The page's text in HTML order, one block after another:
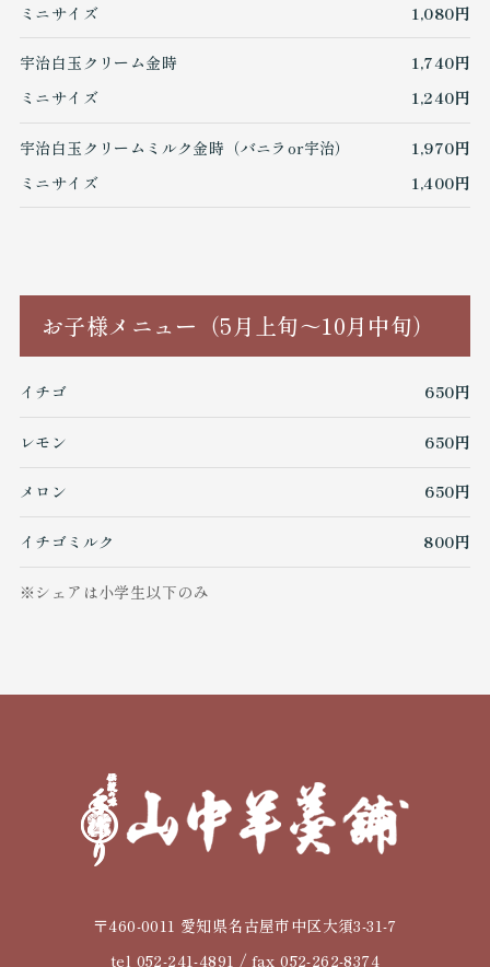
ミニサイズ
1,080円
宇治白玉クリーム金時
1,740円
ミニサイズ
1,240円
宇治白玉クリームミルク金時（バニラor宇治）
1,970円
ミニサイズ
1,400円
お子様メニュー（5月上旬～10月中旬）
イチゴ 650円
レモン 650円
メロン 650円
イチゴミルク 800円
※シェアは小学生以下のみ
〒460-0011 愛知県名古屋市中区大須3-31-7
tel 052-241-4891 / fax 052-262-8374